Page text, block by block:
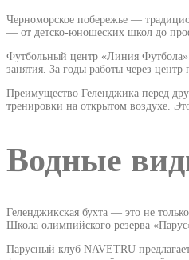
Черноморское побережье —
— от детско-юношеских школ до
Футбольный центр «Линия Футбола»
занятия. За годы работы через
Преимущество Геленджика перед
тренировки на открытом воздухе.
Водные
Геленджикская бухта — это не
Школа олимпийского резерва
Парусный клуб NAVETRU